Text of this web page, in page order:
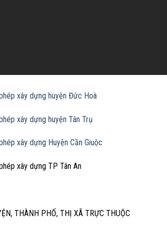
xây dựng huyện Đức Hoà
xây dựng huyện Tân Trụ
xây dựng Huyện Cần Giuộc
xây dựng TP Tân An
THÀNH PHỐ, THỊ XÃ TRỰC THUỘC